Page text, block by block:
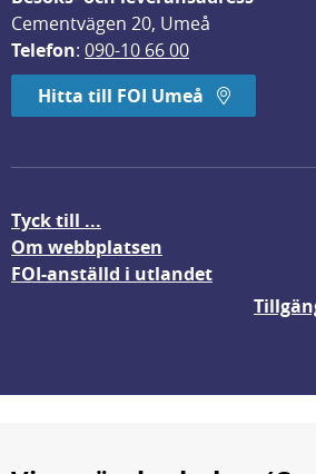
Cementvägen 20, Umeå
Telefon: 090-10 66 00
Hitta till FOI Umeå
Tyck till ...
Om webbplatsen
FOI-anställd i utlandet